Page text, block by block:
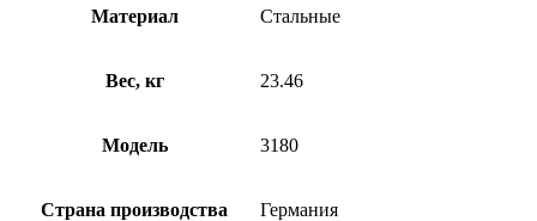
Материал Стальные
Вес, кг 23.46
Модель 3180
Страна производства Германия